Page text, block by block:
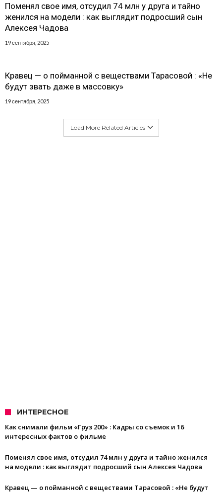
Поменял свое имя, отсудил 74 млн у друга и тайно
женился на модели : как выглядит подросший сын
Алексея Чадова
19 сентября, 2025
Кравец — о пойманной с веществами Тарасовой : «Не
будут звать даже в массовку»
19 сентября, 2025
Load More Related Articles
ИНТЕРЕСНОЕ
Как снимали фильм «Груз 200» : Кадры со съемок и 16
интересных фактов о фильме
Поменял свое имя, отсудил 74 млн у друга и тайно женился
на модели : как выглядит подросший сын Алексея Чадова
Кравец — о пойманной с веществами Тарасовой : «Не будут